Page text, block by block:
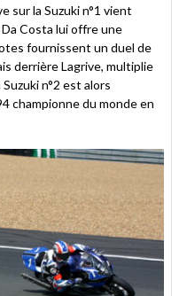
sur la Suzuki n°1 vient
Da Costa lui offre une
fournissent un duel de
derrière Lagrive, multiplie
n°2 est alors
championne du monde en